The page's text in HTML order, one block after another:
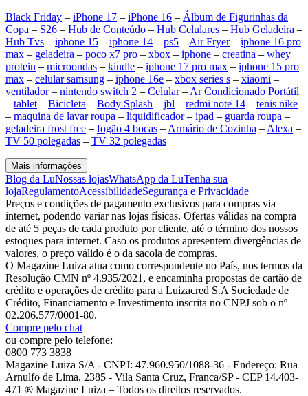
Black Friday – iPhone 17 – iPhone 16 – Álbum de Figurinhas da
Copa – S26 – Hub de Conteúdo – Hub Celulares – Hub Geladeira –
Hub Tvs – iphone 15 – iphone 14 – ps5 – Air Fryer– iphone 16 pro
max – geladeira – poco x7 pro – xbox – iphone – creatina – whey
protein – microondas – kindle – iphone 17 pro max – iphone 15 pro
max – celular samsung – iphone 16e – xbox series s – xiaomi –
ventilador– nintendo switch 2 – Celular– Ar Condicionado Portátil
– tablet – Bicicleta – Body Splash – jbl – redmi note 14 – tenis nike
– maquina de lavar roupa – liquidificador– ipad – guarda roupa –
geladeira frost free – fogão 4 bocas – Armário de Cozinha – Alexa –
TV 50 polegadas – TV 32 polegadas
Mais informações
Blog da LuNossas lojasWhatsApp da LuTenha sua
lojaRegulamentoAcessibilidadeSegurança e Privacidade
Preços e condições de pagamento exclusivos para compras via
internet, podendo variar nas lojas físicas. Ofertas válidas na compra
de até 5 peças de cada produto por cliente, até o término dos nossos
estoques para internet. Caso os produtos apresentem divergências de
valores, o preço válido é o da sacola de compras.
O Magazine Luiza atua como correspondente no País, nos termos da
Resolução CMN nº 4.935/2021, e encaminha propostas de cartão de
crédito e operações de crédito para a Luizacred S.A Sociedade de
Crédito, Financiamento e Investimento inscrita no CNPJ sob o nº
02.206.577/0001-80.
Compre pelo chat
ou compre pelo telefone:
0800 773 3838
Magazine Luiza S/A - CNPJ: 47.960.950/1088-36 - Endereço: Rua
Arnulfo de Lima, 2385 - Vila Santa Cruz, Franca/SP - CEP 14.403-
471 ® Magazine Luiza – Todos os direitos reservados.